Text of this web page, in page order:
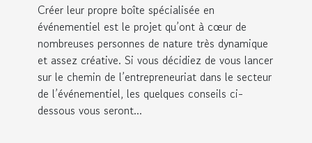
Créer leur propre boîte spécialisée en
événementiel est le projet qu’ont à cœur de
nombreuses personnes de nature très dynamique
et assez créative. Si vous décidiez de vous lancer
sur le chemin de l’entrepreneuriat dans le secteur
de l’événementiel, les quelques conseils ci-
dessous vous seront...